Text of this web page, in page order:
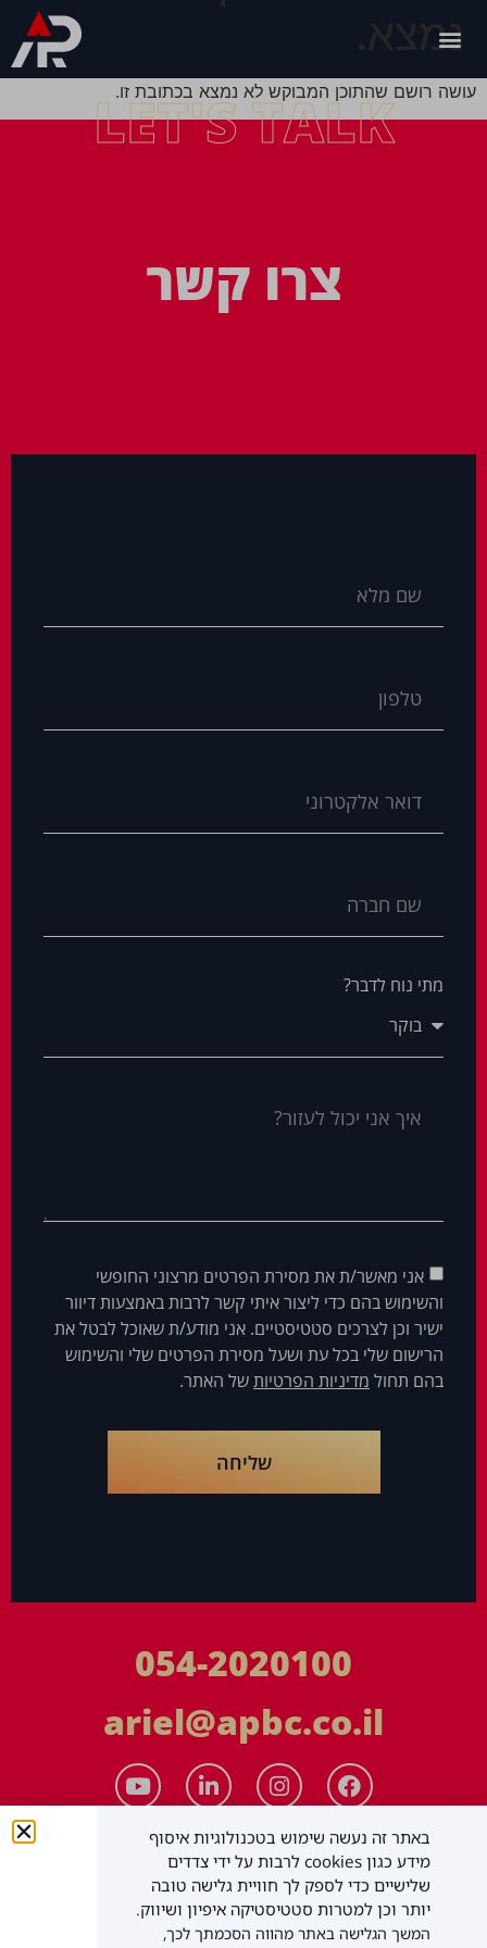
נמצא.
עושה רושם שהתוכן המבוקש לא נמצא בכתובת זו.
LET'S TALK
צרו קשר
מתי נוח לדבר?
אני מאשר/ת את מסירת הפרטים מרצוני החופשי
והשימוש בהם כדי ליצור איתי קשר לרבות באמצעות דיוור
ישיר וכן לצרכים סטטיסטיים. אני מודע/ת שאוכל לבטל את
הרישום שלי בכל עת ושעל מסירת הפרטים שלי והשימוש
בהם תחול מדיניות הפרטיותשל האתר.
שליחה
054-2020100
ariel@apbc.co.il
באתר זה נעשה שימוש בטכנולוגיות איסוף
מידע כגון cookies לרבות על ידי צדדים
שלישיים כדי לספק לך חוויית גלישה טובה
יותר וכן למטרות סטטיסטיקה איפיון ושיווק.
המשך הגלישה באתר מהווה הסכמתך לכך,